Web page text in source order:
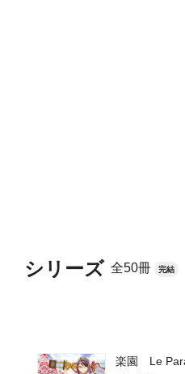
シリーズ 全50冊 完結
楽園 Le